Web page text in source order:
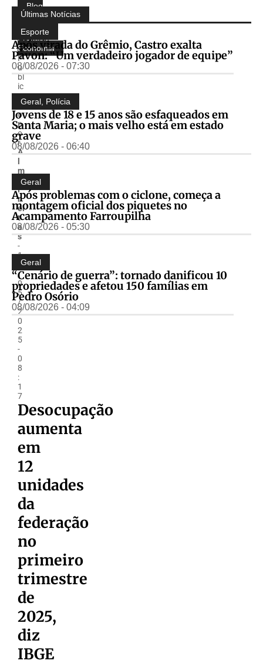
Compartilhe:
Blog
do
Almir
Freitas,
Economia
P
u
bl
ic
a
d
o
p
o
r
A
l
m
ir
F
r
ei
t
a
s
-
1
6
/
0
5
/
2
0
2
5
-
0
8
:
1
7
Desocupação
aumenta
em
12
unidades
da
federação
no
primeiro
trimestre
de
2025,
diz
IBGE
Últimas Notícias
Esporte
Após virada do Grêmio, Castro exalta
Pavon: “Um verdadeiro jogador de equipe”
08/08/2026 - 07:30
Geral Polícia
Jovens de 18 e 15 anos são esfaqueados em
Santa Maria; o mais velho está em estado
grave
08/08/2026 - 06:40
Geral
Após problemas com o ciclone, começa a
montagem oficial dos piquetes no
Acampamento Farroupilha
08/08/2026 - 05:30
Geral
“Cenário de guerra”: tornado danificou 10
propriedades e afetou 150 famílias em
Pedro Osório
08/08/2026 - 04:09